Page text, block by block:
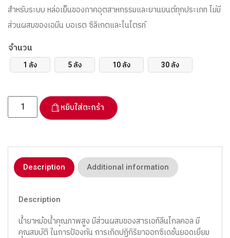
สำหรับระบบ หล่อเย็นของภาคอุตสาหกรรมและยานยนต์ทุกประเภท ไม่มี
ส่วนผสมของเอมีน บอเรต ซิลิเกตและไนไตรท์
จำนวน
1 ลัง 5 ลัง 10 ลัง 30 ลัง
หยิบใส่ตะกร้า
Description Additional information
Description
น้ำยาหม้อน้ำคุณภาพสูง มีส่วนผสมของสารเอทิลีนไกลคอล มี
คุณสมบัติ ในการป้องกัน การเกิดปฏิกิริยาออกซิเดชั่นยอดเยี่ยม